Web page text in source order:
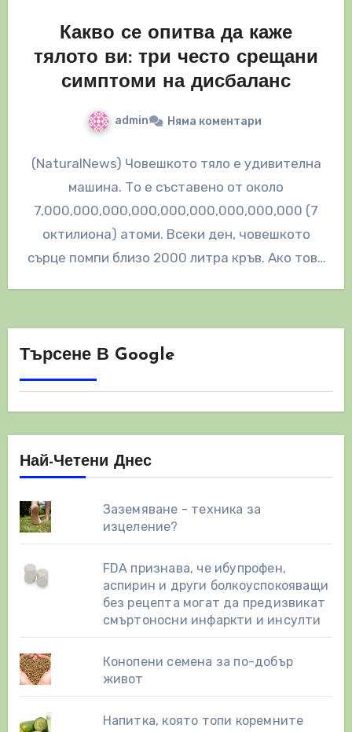
Какво се опитва да каже
тялото ви: три често срещани
симптоми на дисбаланс
admin Няма коментари
(NaturalNews) Човешкото тяло е удивителна
машина. То е съставено от около
7,000,000,000,000,000,000,000,000,000 (7
октилиона) атоми. Всеки ден, човешкото
сърце помпи близо 2000 литра кръв. Ако това
Търсене В Google
Най-Четени Днес
Заземяване - техника за
изцеление?
FDA признава, че ибупрофен,
аспирин и други болкоуспокояващи
без рецепта могат да предизвикат
смъртоносни инфаркти и инсулти
Конопени семена за по-добър
живот
Напитка, която топи коремните